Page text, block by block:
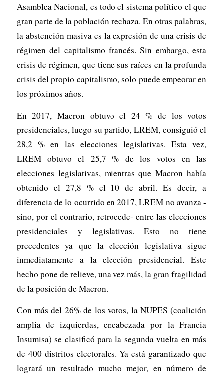
Asamblea Nacional, es todo el sistema político el que
gran parte de la población rechaza. En otras palabras,
la abstención masiva es la expresión de una crisis de
régimen del capitalismo francés. Sin embargo, esta
crisis de régimen, que tiene sus raíces en la profunda
crisis del propio capitalismo, solo puede empeorar en
los próximos años.
En 2017, Macron obtuvo el 24 % de los votos
presidenciales, luego su partido, LREM, consiguió el
28,2 % en las elecciones legislativas. Esta vez,
LREM obtuvo el 25,7 % de los votos en las
elecciones legislativas, mientras que Macron había
obtenido el 27,8 % el 10 de abril. Es decir, a
diferencia de lo ocurrido en 2017, LREM no avanza -
sino, por el contrario, retrocede- entre las elecciones
presidenciales y legislativas. Esto no tiene
precedentes ya que la elección legislativa sigue
inmediatamente a la elección presidencial. Este
hecho pone de relieve, una vez más, la gran fragilidad
de la posición de Macron.
Con más del 26% de los votos, la NUPES (coalición
amplia de izquierdas, encabezada por la Francia
Insumisa) se clasificó para la segunda vuelta en más
de 400 distritos electorales. Ya está garantizado que
logrará un resultado mucho mejor, en número de